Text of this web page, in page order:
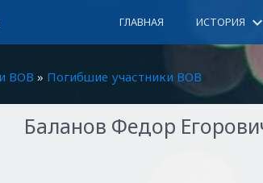
ГЛАВНАЯ ИСТОРИЯ keyboard_arrow_down
ВОВ » Погибшие участники ВОВ
Баланов Федор